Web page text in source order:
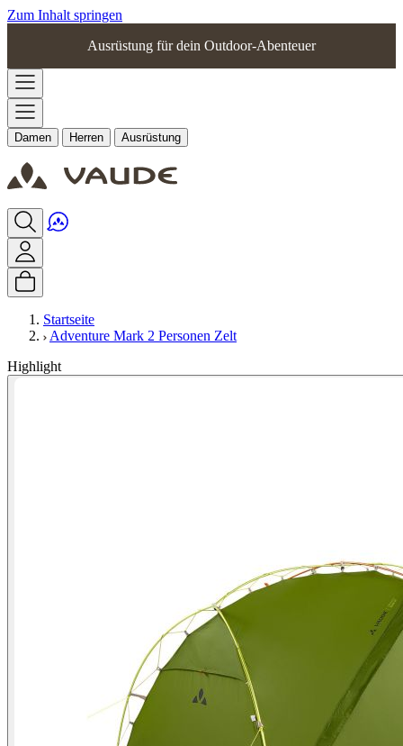
Zum Inhalt springen
Ausrüstung für dein Outdoor-Abenteuer
Damen Herren Ausrüstung
Startseite
Adventure Mark 2 Personen Zelt
Highlight